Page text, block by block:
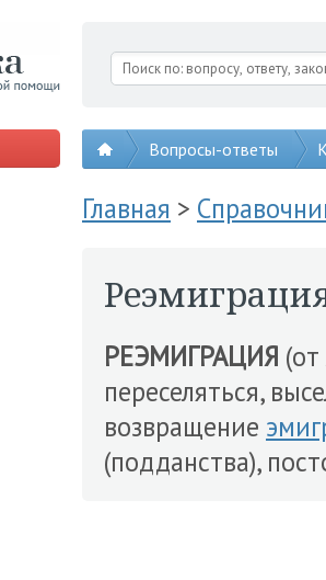
Вопросы-ответы
Главная >
РЕЭМИГРАЦИЯ
переселяться,
возвращение
(подданства),